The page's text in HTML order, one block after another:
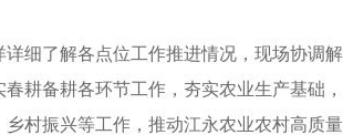
详细了解各点位工作推进情况，现场协调解
耕备耕各环节工作，夯实农业生产基础，
乡村振兴等工作，推动江永农业农村高质量